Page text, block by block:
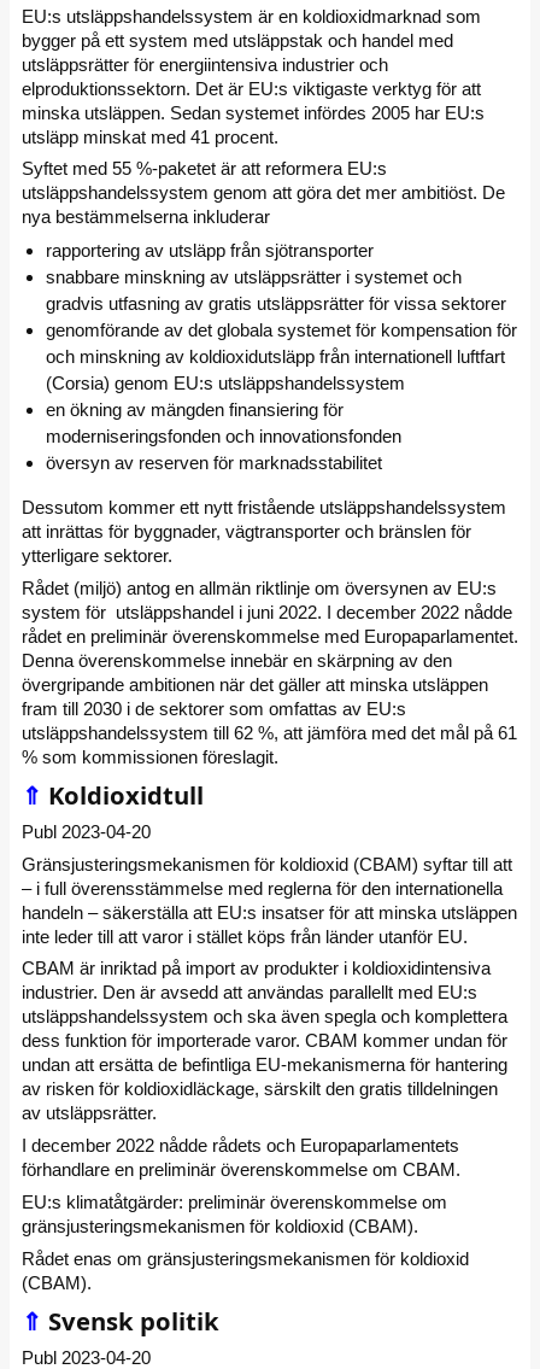
EU:s utsläppshandelssystem är en koldioxidmarknad som
bygger på ett system med utsläppstak och handel med
utsläppsrätter för energiintensiva industrier och
elproduktionssektorn. Det är EU:s viktigaste verktyg för att
minska utsläppen. Sedan systemet infördes 2005 har EU:s
utsläpp minskat med 41 procent.
Syftet med 55 %-paketet är att reformera EU:s
utsläppshandelssystem genom att göra det mer ambitiöst. De
nya bestämmelserna inkluderar
rapportering av utsläpp från sjötransporter
snabbare minskning av utsläppsrätter i systemet och
gradvis utfasning av gratis utsläppsrätter för vissa sektorer
genomförande av det globala systemet för kompensation för
och minskning av koldioxidutsläpp från internationell luftfart
(Corsia) genom EU:s utsläppshandelssystem
en ökning av mängden finansiering för
moderniseringsfonden och innovationsfonden
översyn av reserven för marknadsstabilitet
Dessutom kommer ett nytt fristående utsläppshandelssystem
att inrättas för byggnader, vägtransporter och bränslen för
ytterligare sektorer.
Rådet (miljö) antog en allmän riktlinje om översynen av EU:s
system för utsläppshandel i juni 2022. I december 2022 nådde
rådet en preliminär överenskommelse med Europaparlamentet.
Denna överenskommelse innebär en skärpning av den
övergripande ambitionen när det gäller att minska utsläppen
fram till 2030 i de sektorer som omfattas av EU:s
utsläppshandelssystem till 62 %, att jämföra med det mål på 61
% som kommissionen föreslagit.
⇑ Koldioxidtull
Publ 2023-04-20
Gränsjusteringsmekanismen för koldioxid (CBAM) syftar till att
– i full överensstämmelse med reglerna för den internationella
handeln – säkerställa att EU:s insatser för att minska utsläppen
inte leder till att varor i stället köps från länder utanför EU.
CBAM är inriktad på import av produkter i koldioxidintensiva
industrier. Den är avsedd att användas parallellt med EU:s
utsläppshandelssystem och ska även spegla och komplettera
dess funktion för importerade varor. CBAM kommer undan för
undan att ersätta de befintliga EU-mekanismerna för hantering
av risken för koldioxidläckage, särskilt den gratis tilldelningen
av utsläppsrätter.
I december 2022 nådde rådets och Europaparlamentets
förhandlare en preliminär överenskommelse om CBAM.
EU:s klimatåtgärder: preliminär överenskommelse om
gränsjusteringsmekanismen för koldioxid (CBAM).
Rådet enas om gränsjusteringsmekanismen för koldioxid
(CBAM).
⇑ Svensk politik
Publ 2023-04-20